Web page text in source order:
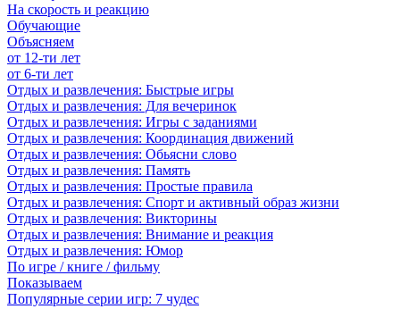
На скорость и реакцию
Обучающие
Объясняем
от 12-ти лет
от 6-ти лет
Отдых и развлечения: Быстрые игры
Отдых и развлечения: Для вечеринок
Отдых и развлечения: Игры с заданиями
Отдых и развлечения: Координация движений
Отдых и развлечения: Обьясни слово
Отдых и развлечения: Память
Отдых и развлечения: Простые правила
Отдых и развлечения: Спорт и активный образ жизни
Отдых и развлечения: Викторины
Отдых и развлечения: Внимание и реакция
Отдых и развлечения: Юмор
По игре / книге / фильму
Показываем
Популярные серии игр: 7 чудес